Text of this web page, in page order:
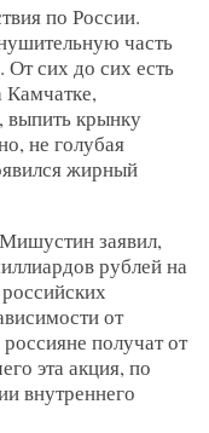
по России.
часть
От сих до сих есть
Камчатке,
выпить крынку
не голубая
жирный
заявил,
рублей на
от
получат от
эта акция, по
внутреннего